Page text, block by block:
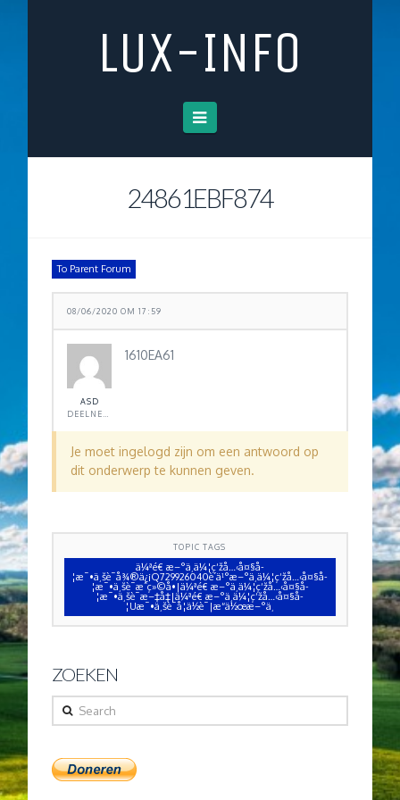
LUX-INFO
Navigation
24861EBF874
To Parent Forum
08/06/2020 OM 17:59
ASD
1610EA61
Je moet ingelogd zijn om een antwoord op
dit onderwerp te kunnen geven.
TOPIC TAGS
ä¼ªé€ æ–°ä¸ä¼¦ç‘žå…‹å¤§å­
¦æ¯•ä¸šè¯å¾®ä¿¡Q729926040è´­ä¹°æ–°ä¸ä¼¦ç‘žå…‹å¤§å­
¦æ¯•ä¸šè¯æˆç»©å•|ä¼ªé€ æ–°ä¸ä¼¦ç‘žå…‹å¤§å­
¦æ¯•ä¸šè¯æ–‡å‡­|ä¼ªé€ æ–°ä¸ä¼¦ç‘žå…‹å¤§å­
¦Uæ¯•ä¸šè¯å­¦ä½è¯|æ“ä½œæ–°ä¸
ZOEKEN
Search